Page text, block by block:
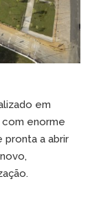
em
com enorme
pronta a abrir